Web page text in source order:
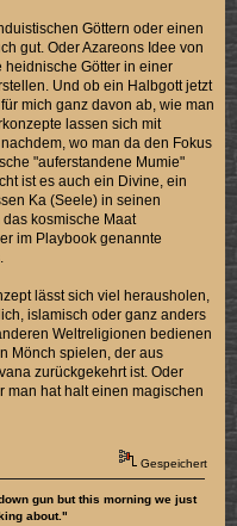
Göttern oder einen
gut. Oder Azareons Idee von
heidnische Götter in einer
Und ob ein Halbgott jetzt
mich ganz davon ab, wie man
lassen sich mit
wo man da den Fokus
"auferstandene Mumie"
ist es auch ein Divine, ein
Ka (Seele) in seinen
kosmische Maat
im Playbook genannte
lässt sich viel herausholen,
islamisch oder ganz anders
Weltreligionen bedienen
Mönch spielen, der aus
zurückgekehrt ist. Oder
man hat halt einen magischen
Gespeichert
gun but this morning we just
about."